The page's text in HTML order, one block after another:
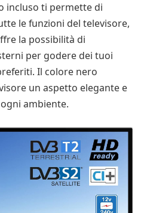
incluso ti permette di
le funzioni del televisore,
la possibilità di
per godere dei tuoi
Il colore nero
un aspetto elegante e
ambiente.